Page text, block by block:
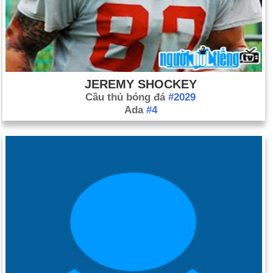
JEREMY SHOCKEY
Cầu thủ bóng đá #2029
Ada #4